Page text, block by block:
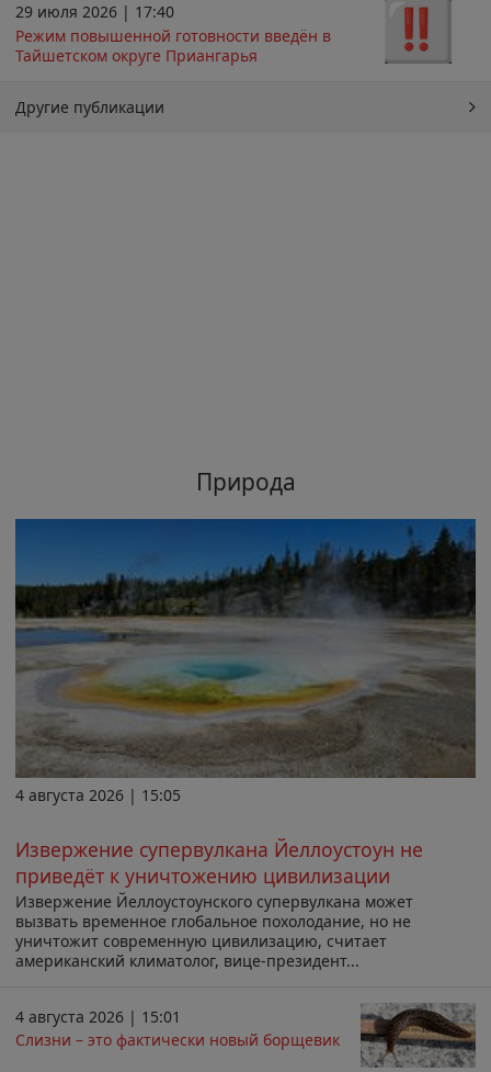
29 июля 2026 | 17:40
Режим повышенной готовности введён в
Тайшетском округе Приангарья
Другие публикации
Природа
4 августа 2026 | 15:05
Извержение супервулкана Йеллоустоун не
приведёт к уничтожению цивилизации
Извержение Йеллоустоунского супервулкана может
вызвать временное глобальное похолодание, но не
уничтожит современную цивилизацию, считает
американский климатолог, вице-президент...
4 августа 2026 | 15:01
Слизни – это фактически новый борщевик